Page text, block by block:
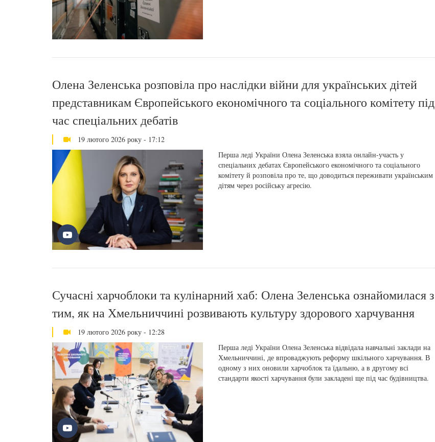
Олена Зеленська розповіла про наслідки війни для українських дітей
представникам Європейського економічного та соціального комітету під
час спеціальних дебатів
19 лютого 2026 року - 17:12
Перша леді України Олена Зеленська взяла онлайн-участь у
спеціальних дебатах Європейського економічного та соціального
комітету й розповіла про те, що доводиться переживати українським
дітям через російську агресію.
Сучасні харчоблоки та кулінарний хаб: Олена Зеленська ознайомилася з
тим, як на Хмельниччині розвивають культуру здорового харчування
19 лютого 2026 року - 12:28
Перша леді України Олена Зеленська відвідала навчальні заклади на
Хмельниччині, де впроваджують реформу шкільного харчування. В
одному з них оновили харчоблок та їдальню, а в другому всі
стандарти якості харчування були закладені ще під час будівництва.